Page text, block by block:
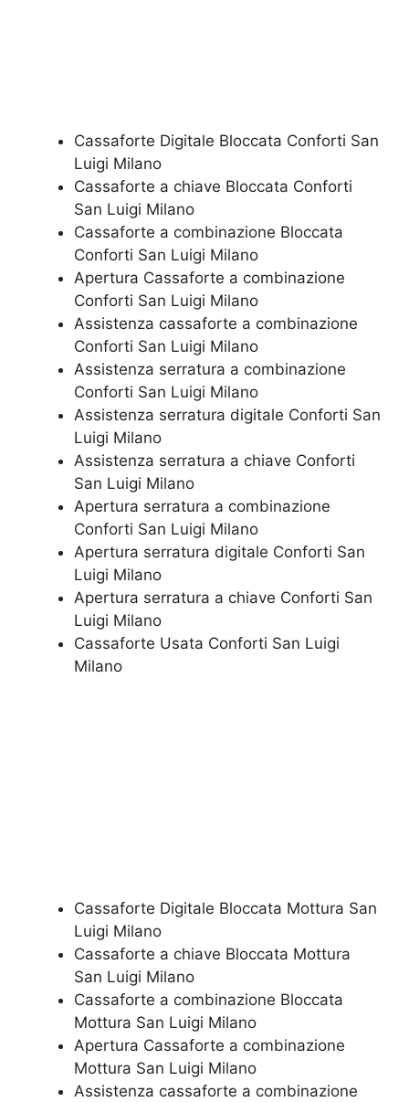
Cassaforte Digitale Bloccata Conforti San
Luigi Milano
Cassaforte a chiave Bloccata Conforti
San Luigi Milano
Cassaforte a combinazione Bloccata
Conforti San Luigi Milano
​Apertura Cassaforte a combinazione
Conforti San Luigi Milano
Assistenza cassaforte a combinazione
Conforti San Luigi Milano
​Assistenza serratura​ ​a combinazione
Conforti San Luigi Milano
Assistenza serratura ​digitale Conforti San
Luigi Milano
Assistenza serratura ​a chiave Conforti
San Luigi Milano
​Apertura serratura​ ​a combinazione
Conforti San Luigi Milano
Apertura serratura​ ​digitale Conforti San
Luigi Milano
​Apertura serratura​ ​a chiave Conforti San
Luigi Milano
​Cassaforte Usata Conforti San Luigi
Milano
Cassaforte Digitale Bloccata Mottura San
Luigi Milano
Cassaforte a chiave Bloccata Mottura
San Luigi Milano
Cassaforte a combinazione Bloccata
Mottura San Luigi Milano
​Apertura Cassaforte a combinazione
Mottura San Luigi Milano
Assistenza cassaforte a combinazione